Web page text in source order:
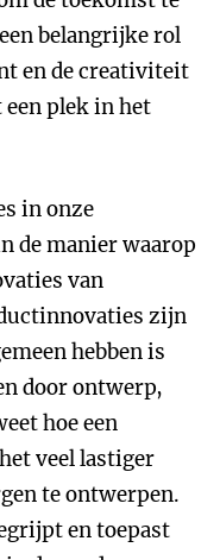
belangrijke rol
en de creativiteit
plek in het
in onze
de manier waarop
van
zijn
hebben is
door ontwerp,
hoe een
veel lastiger
te ontwerpen.
en toepast